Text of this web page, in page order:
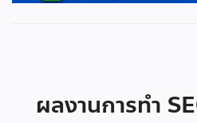
ผลงานการทำ